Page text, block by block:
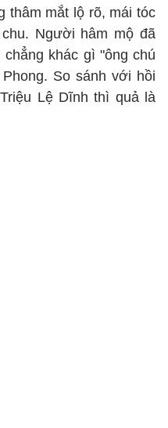
thâm mắt lộ rõ, mái tóc
Người hâm mộ đã
khác gì "ông chú
So sánh với hồi
Lệ Dĩnh thì quả là